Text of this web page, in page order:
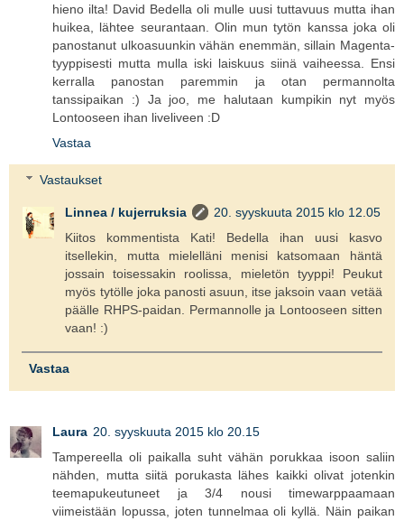
hieno ilta! David Bedella oli mulle uusi tuttavuus mutta ihan
huikea, lähtee seurantaan. Olin mun tytön kanssa joka oli
panostanut ulkoasuunkin vähän enemmän, sillain Magenta-
tyyppisesti mutta mulla iski laiskuus siinä vaiheessa. Ensi
kerralla panostan paremmin ja otan permannolta
tanssipaikan :) Ja joo, me halutaan kumpikin nyt myös
Lontooseen ihan liveliveen :D
Vastaa
Vastaukset
Linnea / kujerruksia
20. syyskuuta 2015 klo 12.05
Kiitos kommentista Kati! Bedella ihan uusi kasvo
itsellekin, mutta mielelläni menisi katsomaan häntä
jossain toisessakin roolissa, mieletön tyyppi! Peukut
myös tytölle joka panosti asuun, itse jaksoin vaan vetää
päälle RHPS-paidan. Permannolle ja Lontooseen sitten
vaan! :)
Vastaa
Laura 20. syyskuuta 2015 klo 20.15
Tampereella oli paikalla suht vähän porukkaa isoon saliin
nähden, mutta siitä porukasta lähes kaikki olivat jotenkin
teemapukeutuneet ja 3/4 nousi timewarppaamaan
viimeistään lopussa, joten tunnelmaa oli kyllä. Näin paikan